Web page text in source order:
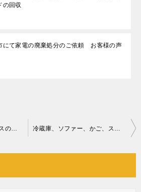
の回収
にて家電の廃棄処分のご依頼 お客様の声